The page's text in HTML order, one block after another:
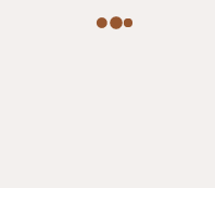
Размер не выбран